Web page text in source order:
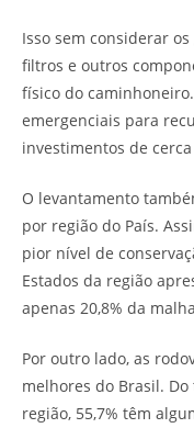
Isso sem considerar
filtros e outros
físico do
emergenciais para
investimentos de
O levantamento
por região do País.
pior nível de
Estados da região
apenas 20,8% da
Por outro lado, as
melhores do Brasil.
região, 55,7% têm